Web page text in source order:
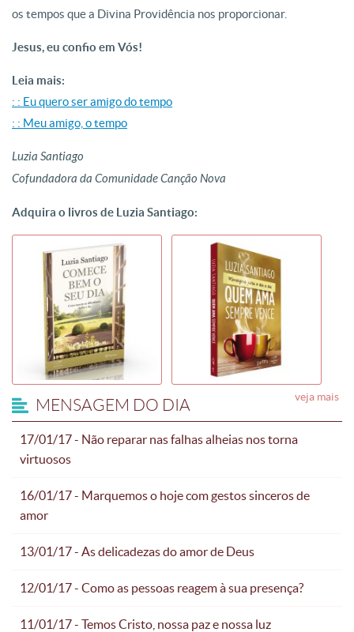
os tempos que a Divina Providência nos proporcionar.
Jesus, eu confio em Vós!
Leia mais:
: : Eu quero ser amigo do tempo
: : Meu amigo, o tempo
Luzia Santiago
Cofundadora da Comunidade Canção Nova
Adquira o livros de Luzia Santiago:
MENSAGEM DO DIA
17/01/17 - Não reparar nas falhas alheias nos torna
virtuosos
16/01/17 - Marquemos o hoje com gestos sinceros de
amor
13/01/17 - As delicadezas do amor de Deus
12/01/17 - Como as pessoas reagem à sua presença?
11/01/17 - Temos Cristo, nossa paz e nossa luz
veja mais